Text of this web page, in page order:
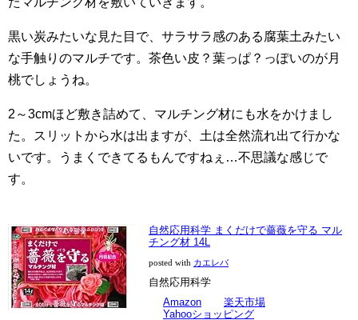
黒い炭みたいな見た目で、サラサラ感のある腐葉土みたい
な手触りのマルチです。茶色い皮？葉っぱ？っぽいのが月
桃でしょうね。
2～3cmほど敷き詰めて、マルチング材にも水をかけまし
た。スリットから水は出ますが、土は全然流れ出て行かな
いです。うまくできてるもんですねぇ…不思議な感じで
す。
自然応用科学 まくだけで薔薇を守る マル
チング材 14L
posted with カエレバ
自然応用科学
Amazon
楽天市場
Yahooショッピング